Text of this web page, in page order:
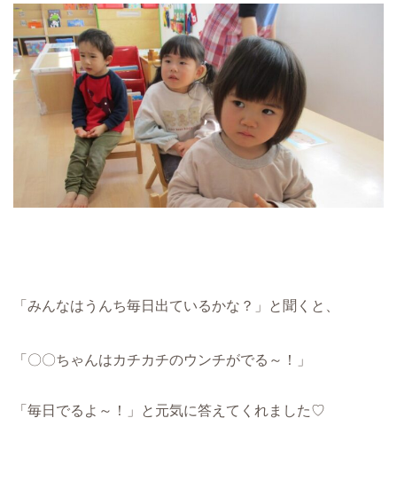
「みんなはうんち毎日出ているかな？」と聞くと、
「〇〇ちゃんはカチカチのウンチがでる～！」
「毎日でるよ～！」と元気に答えてくれました♡